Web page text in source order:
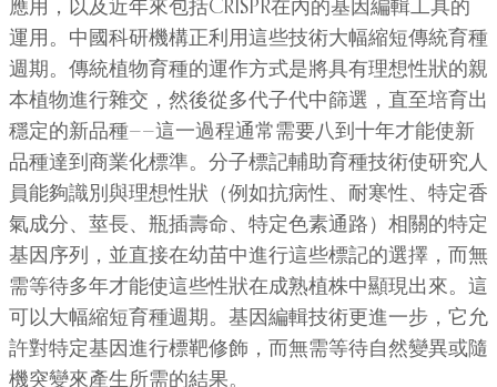
應用，以及近年來包括CRISPR在內的基因編輯工具的
運用。中國科研機構正利用這些技術大幅縮短傳統育種
週期。傳統植物育種的運作方式是將具有理想性狀的親
本植物進行雜交，然後從多代子代中篩選，直至培育出
穩定的新品種——這一過程通常需要八到十年才能使新
品種達到商業化標準。分子標記輔助育種技術使研究人
員能夠識別與理想性狀（例如抗病性、耐寒性、特定香
氣成分、莖長、瓶插壽命、特定色素通路）相關的特定
基因序列，並直接在幼苗中進行這些標記的選擇，而無
需等待多年才能使這些性狀在成熟植株中顯現出來。這
可以大幅縮短育種週期。基因編輯技術更進一步，它允
許對特定基因進行標靶修飾，而無需等待自然變異或隨
機突變來產生所需的結果。